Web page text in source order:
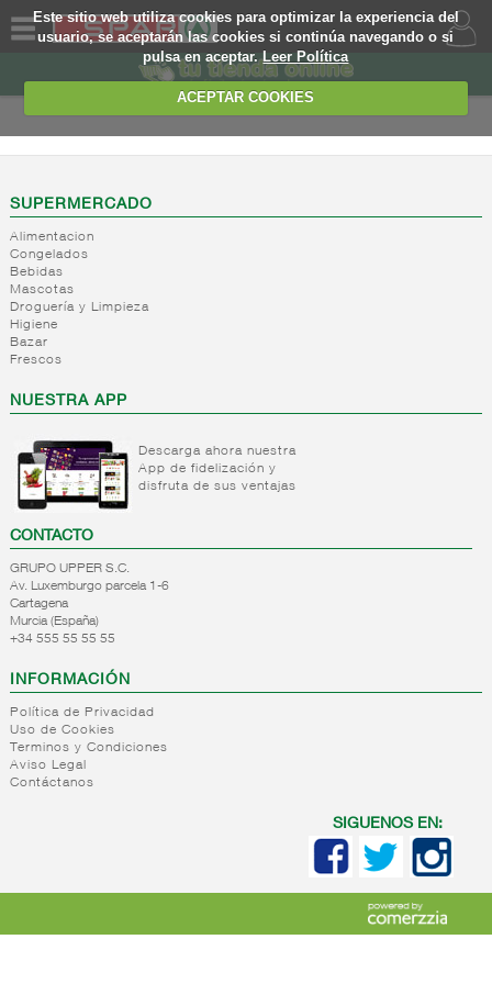
Este sitio web utiliza cookies para optimizar la experiencia del
usuario, se aceptarán las cookies si continúa navegando o si
pulsa en aceptar.Leer Política
ACEPTAR COOKIES
SOMOS
WEB
EJEMPLO
SUPERMERCADO
Alimentacion
Congelados
Bebidas
Mascotas
Droguería y Limpieza
Higiene
Bazar
Frescos
NUESTRA APP
Descarga ahora nuestra
App de fidelización y
disfruta de sus ventajas
CONTACTO
GRUPO UPPER S.C.
Av. Luxemburgo parcela 1-6
Cartagena
Murcia (España)
+34 555 55 55 55
INFORMACIÓN
Política de Privacidad
Uso de Cookies
Terminos y Condiciones
Aviso Legal
Contáctanos
SIGUENOS EN: